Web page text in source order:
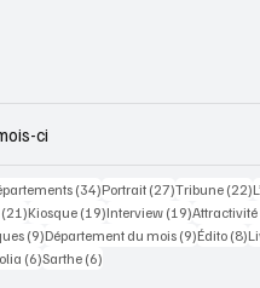
ci
posts (34)34 posts
Portrait (27)27 posts
Tribune (22)
(21)21 posts
Kiosque (19)19 posts
Interview (19)19 posts
Attractivité
(9)9 posts
Département du mois (9)9 posts
Édito (8)8
(6)6 posts
Sarthe (6)